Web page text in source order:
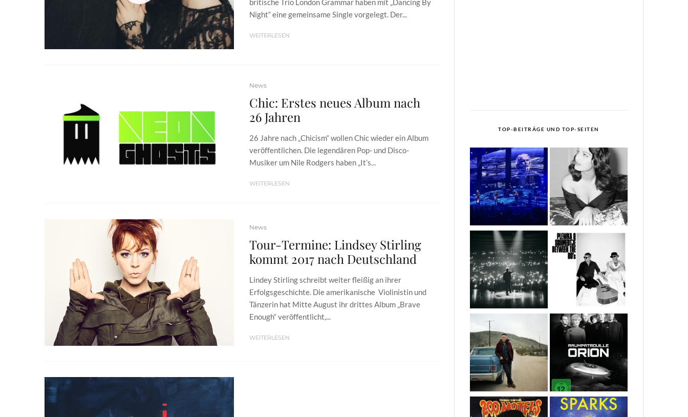
britische Trio London Grammar haben mit „Dancing By
Night“ eine gemeinsame Single vorgelegt. Der...
WEITERLESEN
News
Chic: Erstes neues Album nach
26 Jahren
26 Jahre nach „Chicism“ wollen Chic wieder ein Album
veröffentlichen. Die legendären Pop- und Disco-
Musiker um Nile Rodgers haben „It’s...
WEITERLESEN
News
Tour-Termine: Lindsey Stirling
kommt 2017 nach Deutschland
Lindey Stirling schreibt weiter fleißig an ihrer
Erfolgsgeschichte. Die amerikanische Violinistin und
Tänzerin hat Mitte August ihr drittes Album „Brave
Enough“ veröffentlicht,...
WEITERLESEN
TOP-BEITRÄGE UND TOP-SEITEN